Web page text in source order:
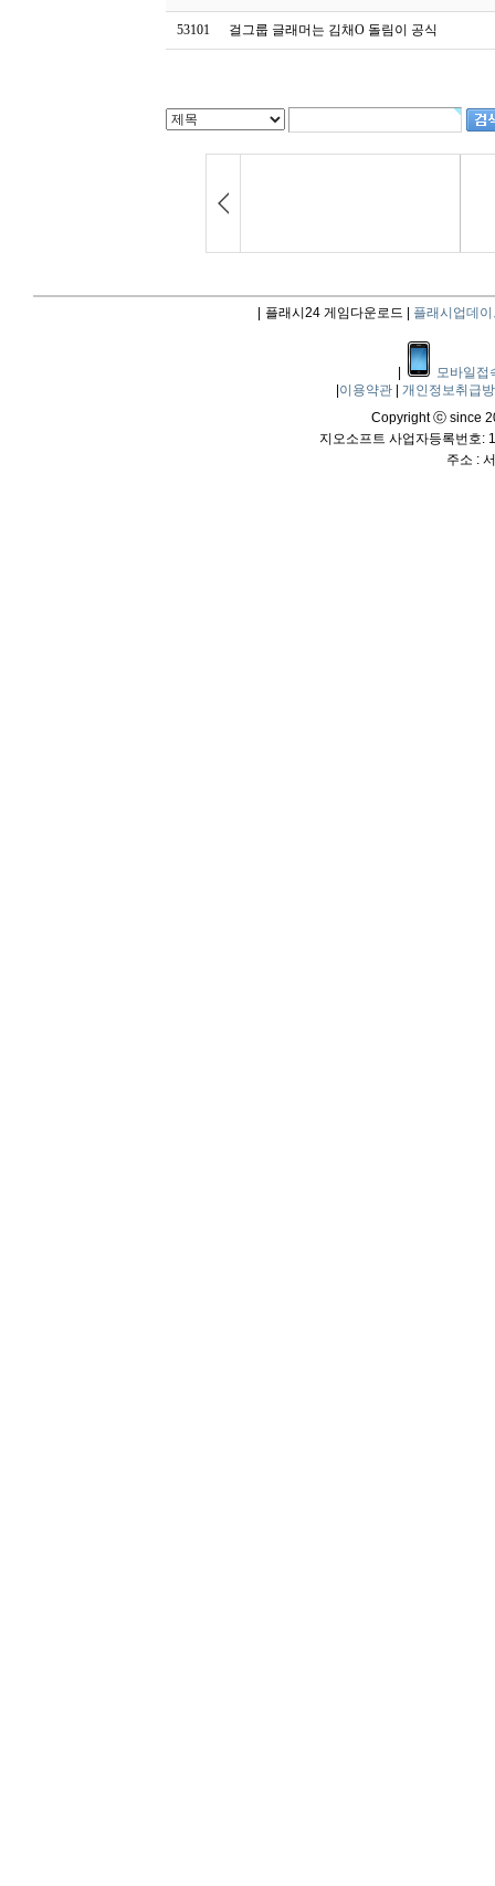
53101 걸그룹 글래머는 김채O 돌림이 공식
플래시24 게임다운로드 | 플래시업데이
모바일접
이용약관
개인정보취급
Copyright ⓒ since
지오소프트 사업자등록번호:
주소 :